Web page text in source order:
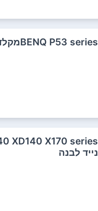
BENQ P53 seriesמקלדת מקורית למחשב נייד
נייד לבנה